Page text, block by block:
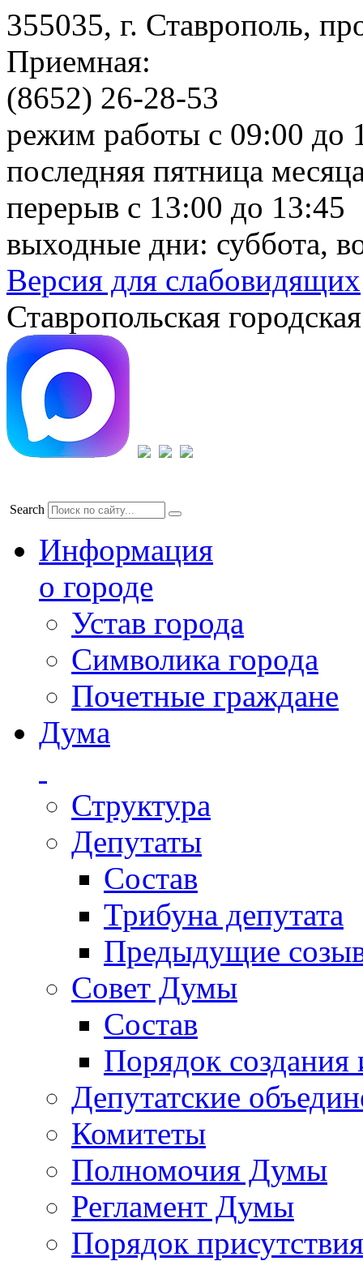
355035, г. Ставрополь,
Приемная:
(8652) 26-28-53
режим работы с 09:00 до
последняя пятница
перерыв с 13:00 до 13:45
выходные дни: суббота,
Версия для слабовидящих
Ставропольская
Search
Информация
о городе
Устав города
Символика города
Почетные граждане
Дума
Структура
Депутаты
Состав
Трибуна депутата
Предыдущие
Совет Думы
Состав
Порядок создания
Депутатские
Комитеты
Полномочия Думы
Регламент Думы
Порядок